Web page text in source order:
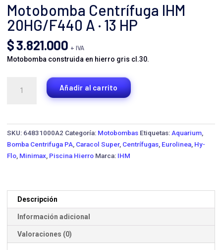
Motobomba Centrífuga IHM
20HG/F440 A · 13 HP
$3.821.000 + IVA
Motobomba construida en hierro gris cl.30.
Centrífuga
Añadir al carrito
SKU: 64831000A2 Categoría: Motobombas Etiquetas: Aquarium
Bomba Centrifuga PA Caracol Super, Centrífugas Eurolinea Hy-
Flo Minimax Piscina Hierro Marca: IHM
Descripción
Información adicional
Valoraciones (0)